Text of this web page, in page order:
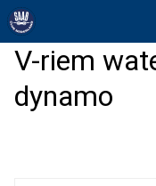
V-riem
dynamo